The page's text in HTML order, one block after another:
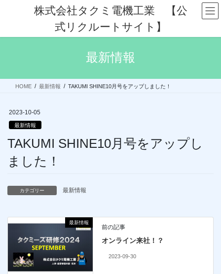
ン
ー
株式会社タクミ電機工業 【公
式リクルートサイト】
最新情報
HOME 最新情報 TAKUMI SHINE10月号をアップしました！
2023-10-05
最新情報
TAKUMI SHINE10月号をアップし
ました！
カテゴリー 最新情報
最新情報
前の記事
オンライン来社！？
2023-09-30